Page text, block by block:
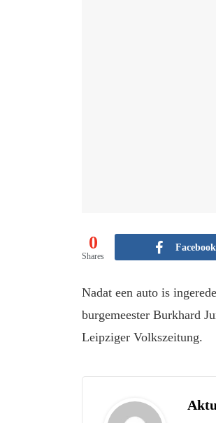
0
Shares
Facebook
Nadat een auto is
burgemeester Burkhard
Leipziger Volkszeitung.